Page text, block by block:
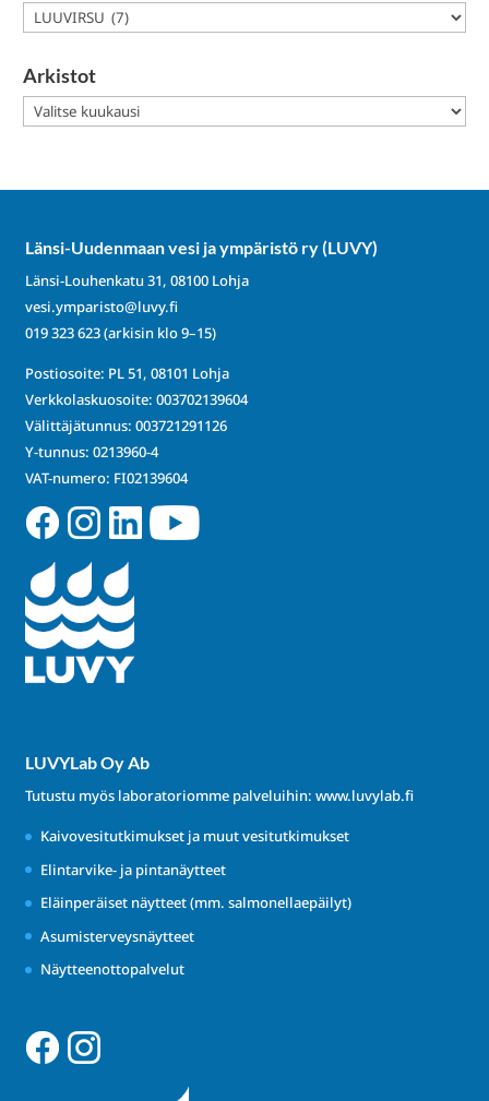
Kategoriat
Arkistot
Arkistot
Länsi-Uudenmaan vesi ja ympäristö ry (LUVY)
Länsi-Louhenkatu 31, 08100 Lohja
vesi.ymparisto@luvy.fi
019 323 623(arkisin klo 9–15)
Postiosoite: PL 51, 08101 Lohja
Verkkolaskuosoite: 003702139604
Välittäjätunnus: 003721291126
Y-tunnus: 0213960-4
VAT-numero: FI02139604
LUVYLab Oy Ab
Tutustu myös laboratoriomme palveluihin: www.luvylab.fi
Kaivovesitutkimukset ja muut vesitutkimukset
Elintarvike- ja pintanäytteet
Eläinperäiset näytteet (mm. salmonellaepäilyt)
Asumisterveysnäytteet
Näytteenottopalvelut